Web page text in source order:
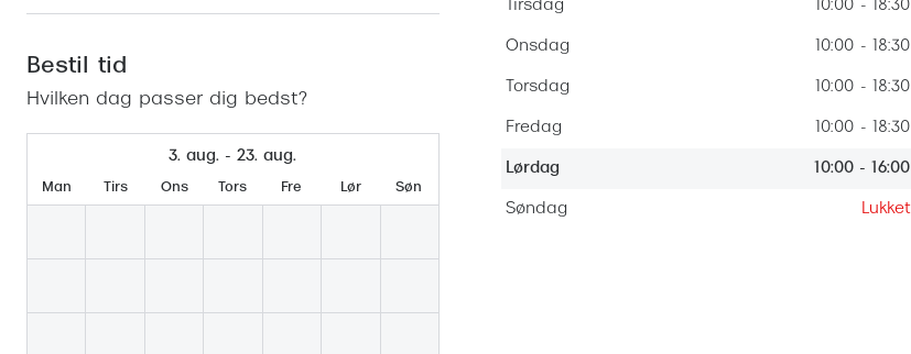
Behandling af tørre øjne
Prada Linea Rossa
Armani Exchange
Månedslinser
Oplev kontaktlinser gratis
Kontaktlinseabonnement - Vilkår og
Brilleabonnement All-Inclusive™
Finansieringsmuligheder
Forsikring
Brilletyper
Skærmbriller
Sikkerhedsbriller
Bestil tid
Hvilken dag passer dig bedst?
3. aug. - 23. aug.
Man Tirs Ons Tors Fre Lør Søn
Tirsdag 10:00 - 18:30
Onsdag 10:00 - 18:30
Torsdag 10:00 - 18:30
Fredag 10:00 - 18:30
Lørdag 10:00 - 16:00
Søndag Lukket